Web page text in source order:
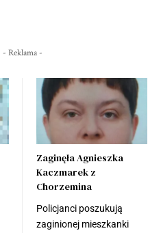
- Reklama -
Zaginęła Agnieszka
Kaczmarek z
Chorzemina
Policjanci poszukują
zaginionej mieszkanki